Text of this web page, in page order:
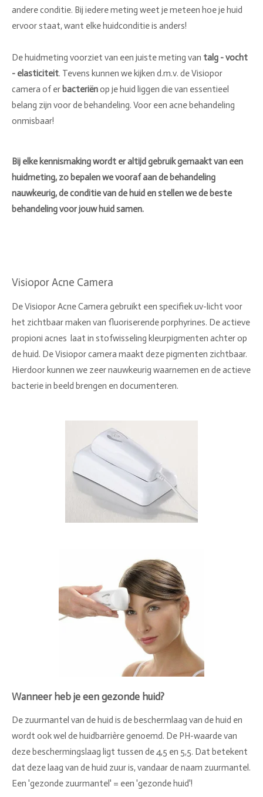
andere conditie. Bij iedere meting weet je meteen hoe je huid
ervoor staat, want elke huidconditie is anders!
De huidmeting voorziet van een juiste meting van talg - vocht
- elasticiteit. Tevens kunnen we kijken d.m.v. de Visiopor
camera of erbacteriënop je huid liggen die van essentieel
belang zijn voor de behandeling. Voor een acne behandeling
onmisbaar!
Bij elke kennismaking wordt er altijd gebruik gemaakt van een
huidmeting, zo bepalen we vooraf aan de behandeling
nauwkeurig, de conditie van de huid en stellen we de beste
behandeling voor jouw huid samen.
Visiopor Acne Camera
De Visiopor Acne Camera gebruikt een specifiek uv-licht voor
het zichtbaar maken van fluoriserende porphyrines. De actieve
propioni acnes laat in stofwisseling kleurpigmenten achter op
de huid. De Visiopor camera maakt deze pigmenten zichtbaar.
Hierdoor kunnen we zeer nauwkeurig waarnemen en de actieve
bacterie in beeld brengen en documenteren.
Wanneer heb je een gezonde huid?
De zuurmantel van de huid is de beschermlaag van de huid en
wordt ook wel de huidbarrière genoemd. De PH-waarde van
deze beschermingslaag ligt tussen de 4,5 en 5,5. Dat betekent
dat deze laag van de huid zuur is, vandaar de naam zuurmantel.
Een 'gezonde zuurmantel' = een 'gezonde huid'!